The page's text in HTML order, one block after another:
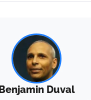
Benjamin Duval